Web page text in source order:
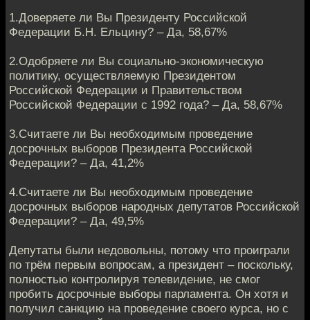
1.Доверяете ли Вы Президенту Российской
Федерации Б.Н. Ельцину? – Да, 58,67%
2.Одобряете ли Вы социально-экономическую
политику, осуществляемую Президентом
Российской Федерации и Правительством
Российской Федерации с 1992 года? – Да, 58,67%
3.Считаете ли Вы необходимым проведение
досрочных выборов Президента Российской
Федерации? – Да, 41,2%
4.Считаете ли Вы необходимым проведение
досрочных выборов народных депутатов Российской
Федерации? – Да, 49,5%
Депутаты были недовольны, потому что проиграли
по трём первым вопросам, а президент – поскольку,
полностью контролируя телевидение, не смог
пробить досрочные выборы парламента. Он хотя и
получил санкцию на проведение своего курса, но с